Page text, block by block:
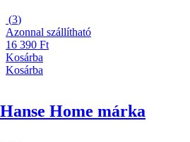
(3)
Azonnal szállítható
16 390 Ft
Kosárba
Kosárba
Hanse Home márka